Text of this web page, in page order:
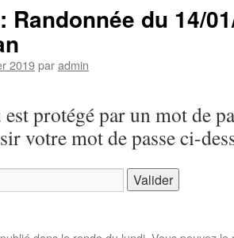
Randonnée du 14/
2019paradmin
protégé par un mot de
votre mot de passe ci-